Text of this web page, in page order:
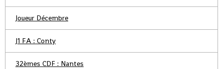
Joueur Décembre
J1 FA : Conty
32èmes CDF : Nantes